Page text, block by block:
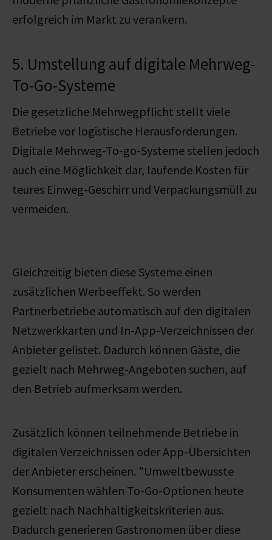
erfolgreich im Markt zu verankern.
5. Umstellung auf digitale Mehrweg-
To-Go-Systeme
Die gesetzliche Mehrwegpflicht stellt viele
Betriebe vor logistische Herausforderungen.
Digitale Mehrweg-To-go-Systeme stellen jedoch
auch eine Möglichkeit dar, laufende Kosten für
teures Einweg-Geschirr und Verpackungsmüll zu
vermeiden.
Gleichzeitig bieten diese Systeme einen
zusätzlichen Werbeeffekt. So werden
Partnerbetriebe automatisch auf den digitalen
Netzwerkkarten und In-App-Verzeichnissen der
Anbieter gelistet. Dadurch können Gäste, die
gezielt nach Mehrweg-Angeboten suchen, auf
den Betrieb aufmerksam werden.
Zusätzlich können teilnehmende Betriebe in
digitalen Verzeichnissen oder App-Übersichten
der Anbieter erscheinen. "Umweltbewusste
Konsumenten wählen To-Go-Optionen heute
gezielt nach Nachhaltigkeitskriterien aus.
Dadurch generieren Gastronomen über diese